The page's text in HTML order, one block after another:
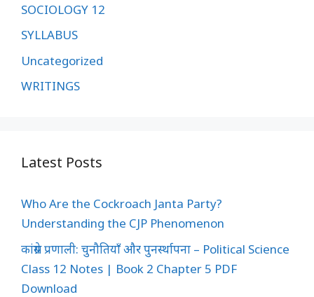
SOCIOLOGY 12
SYLLABUS
Uncategorized
WRITINGS
Latest Posts
Who Are the Cockroach Janta Party?
Understanding the CJP Phenomenon
कांग्रेस प्रणाली: चुनौतियाँ और पुनर्स्थापना – Political Science
Class 12 Notes | Book 2 Chapter 5 PDF
Download